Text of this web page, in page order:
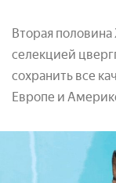
Вторая половина
селекцией
сохранить все
Европе и